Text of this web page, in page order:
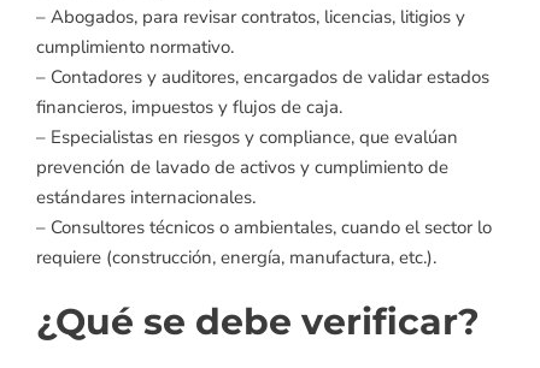
– Abogados, para revisar contratos, licencias, litigios y
cumplimiento normativo.
– Contadores y auditores, encargados de validar estados
financieros, impuestos y flujos de caja.
– Especialistas en riesgos y compliance, que evalúan
prevención de lavado de activos y cumplimiento de
estándares internacionales.
– Consultores técnicos o ambientales, cuando el sector lo
requiere (construcción, energía, manufactura, etc.).
¿Qué se debe verificar?